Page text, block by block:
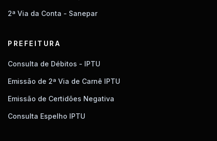
2ª Via da Conta - Sanepar
PREFEITURA
Consulta de Débitos - IPTU
Emissão de 2ª Via de Carnê IPTU
Emissão de Certidões Negativa
Consulta Espelho IPTU